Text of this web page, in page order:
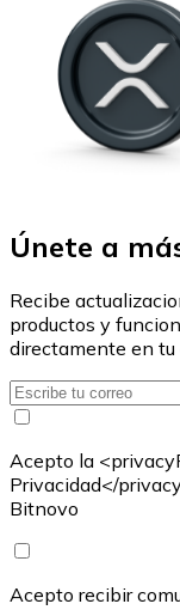
Únete a
Recibe
productos y
directamente en tu
Acepto la
Privacidad</
Bitnovo
Acepto recibir